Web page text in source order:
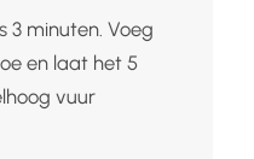
3 minuten. Voeg
en laat het 5
vuur